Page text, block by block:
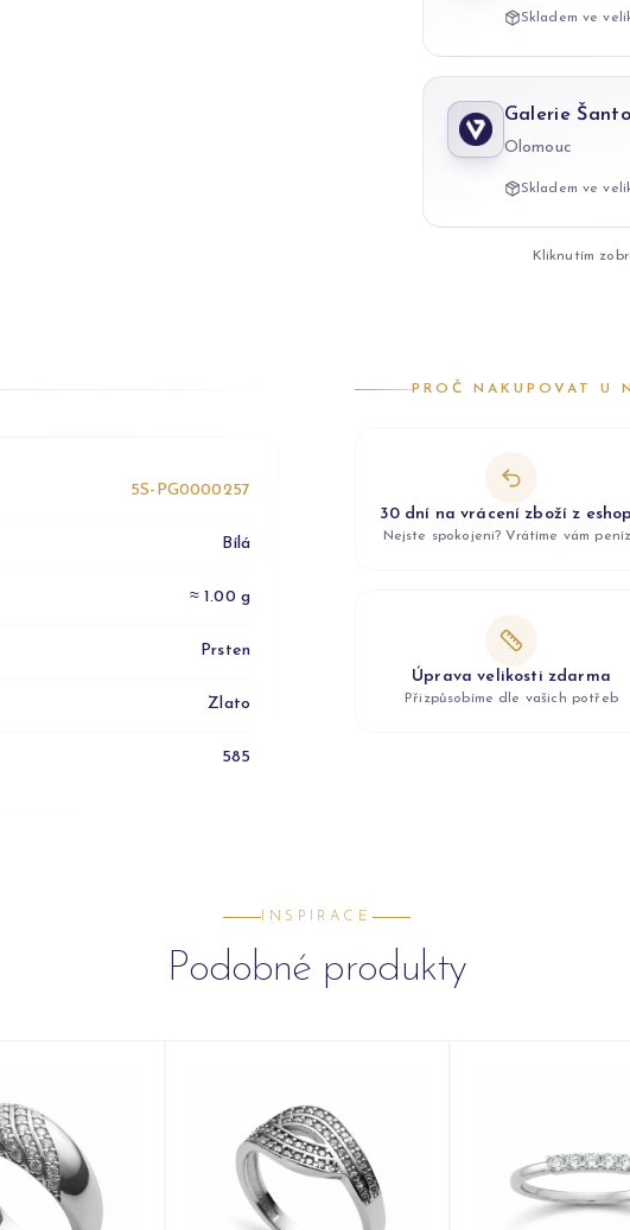
Skladem ve
Galerie
Olomouc
Skladem ve
Kliknutím
5S-PG0000257
Bílá
≈ 1.00 g
Prsten
Zlato
585
PROČ NAKUPOVAT U
30 dní na vrácení zboží z
Nejste spokojeni? Vrátíme vám
Úprava velikosti zdarma
Přizpůsobíme dle vašich potřeb
INSPIRACE
Podobné produkty